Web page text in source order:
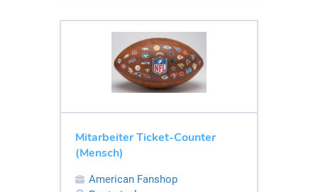
Mitarbeiter Ticket-Counter
(Mensch)
American Fanshop